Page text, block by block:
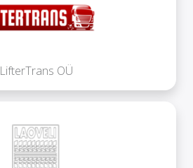
LifterTrans OÜ